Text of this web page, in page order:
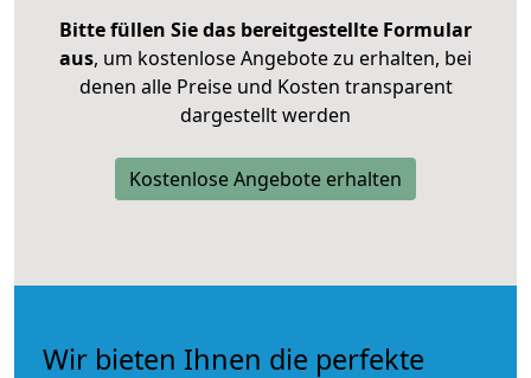
Bitte füllen Sie das bereitgestellte Formular
aus, um kostenlose Angebote zu erhalten, bei
denen alle Preise und Kosten transparent
dargestellt werden
Kostenlose Angebote erhalten
Wir bieten Ihnen die perfekte